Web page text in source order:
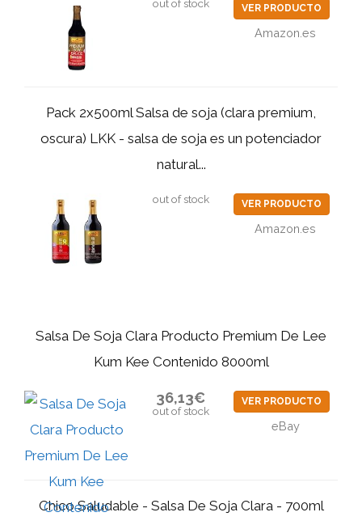
out of stock VER PRODUCTO
Amazon.es
Pack 2x500ml Salsa de soja (clara premium,
oscura) LKK - salsa de soja es un potenciador
natural...
out of stock VER PRODUCTO
Amazon.es
Salsa De Soja Clara Producto Premium De Lee
Kum Kee Contenido 8000ml
36,13€
out of stock
VER PRODUCTO
eBay
Chico Saludable - Salsa De Soja Clara - 700ml